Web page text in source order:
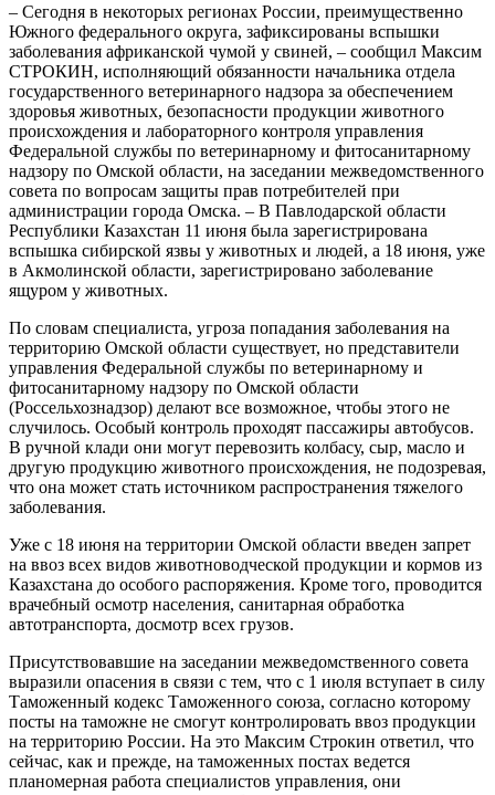
– Сегодня в некоторых регионах России, преимущественно
Южного федерального округа, зафиксированы вспышки
заболевания африканской чумой у свиней, – сообщил Максим
СТРОКИН, исполняющий обязанности начальника отдела
государственного ветеринарного надзора за обеспечением
здоровья животных, безопасности продукции животного
происхождения и лабораторного контроля управления
Федеральной службы по ветеринарному и фитосанитарному
надзору по Омской области, на заседании межведомственного
совета по вопросам защиты прав потребителей при
администрации города Омска. – В Павлодарской области
Республики Казахстан 11 июня была зарегистрирована
вспышка сибирской язвы у животных и людей, а 18 июня, уже
в Акмолинской области, зарегистрировано заболевание
ящуром у животных.
По словам специалиста, угроза попадания заболевания на
территорию Омской области существует, но представители
управления Федеральной службы по ветеринарному и
фитосанитарному надзору по Омской области
(Россельхознадзор) делают все возможное, чтобы этого не
случилось. Особый контроль проходят пассажиры автобусов.
В ручной клади они могут перевозить колбасу, сыр, масло и
другую продукцию животного происхождения, не подозревая,
что она может стать источником распространения тяжелого
заболевания.
Уже с 18 июня на территории Омской области введен запрет
на ввоз всех видов животноводческой продукции и кормов из
Казахстана до особого распоряжения. Кроме того, проводится
врачебный осмотр населения, санитарная обработка
автотранспорта, досмотр всех грузов.
Присутствовавшие на заседании межведомственного совета
выразили опасения в связи с тем, что с 1 июля вступает в силу
Таможенный кодекс Таможенного союза, согласно которому
посты на таможне не смогут контролировать ввоз продукции
на территорию России. На это Максим Строкин ответил, что
сейчас, как и прежде, на таможенных постах ведется
планомерная работа специалистов управления, они